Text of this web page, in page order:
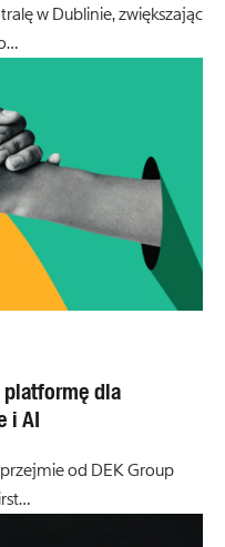
w Dublinie, zwiększając
platformę dla
i AI
od DEK Group